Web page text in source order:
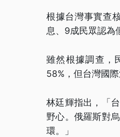
根據台灣事實查
息、9成民眾認為
雖然根據調查，
58%，但台灣國
林廷輝指出，「
野心。俄羅斯對
環。」